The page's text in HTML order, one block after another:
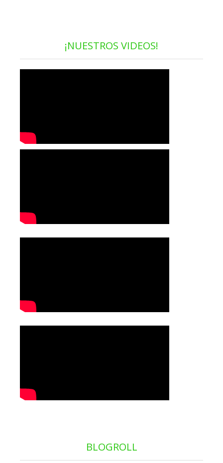
¡NUESTROS VIDEOS!
BLOGROLL